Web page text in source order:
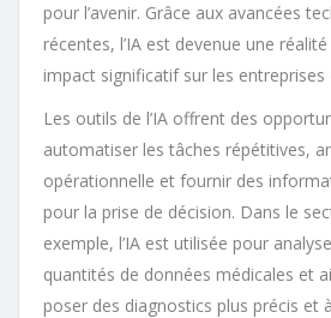
pour l’avenir. Grâce aux avancées
récentes, l’IA est devenue une
impact significatif sur les
Les outils de l’IA offrent des
automatiser les tâches répétitives,
opérationnelle et fournir des
pour la prise de décision. Dans le
exemple, l’IA est utilisée pour
quantités de données médicales et
poser des diagnostics plus précis et